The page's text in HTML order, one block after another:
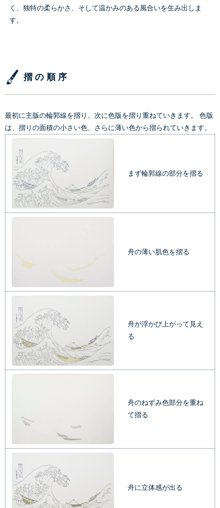
く、独特の柔らかさ、そして温かみのある風合いを生み出しま
す。
摺の順序
最初に主版の輪郭線を摺り、次に色版を摺り重ねていきます。 色版
は、摺りの面積の小さい色、さらに薄い色から摺られていきます。
まず輪郭線の部分を摺る
舟の薄い肌色を摺る
舟が浮かび上がって見え
る
舟のねずみ色部分を重ね
て摺る
舟に立体感が出る